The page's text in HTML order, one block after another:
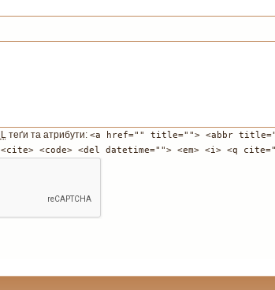
теґи та атрибути: <a href="" title=""> <abbr
<code> <del datetime=""> <em> <i> <q